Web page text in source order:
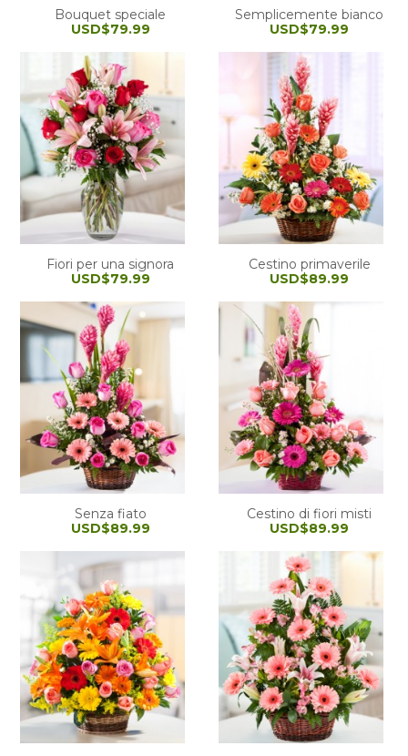
Bouquet speciale
USD$79.99
Semplicemente bianco
USD$79.99
Fiori per una signora
USD$79.99
Cestino primaverile
USD$89.99
Senza fiato
USD$89.99
Cestino di fiori misti
USD$89.99